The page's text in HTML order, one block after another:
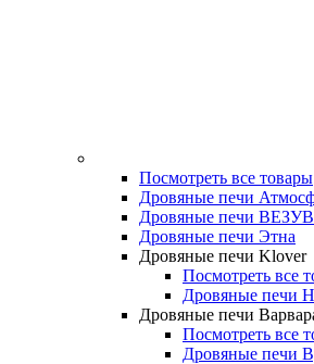
Посмотреть все товары
Дровяные печи
Дровяные печи
Дровяные печи Этна
Дровяные печи Klover
Посмотреть все
Дровяные печи
Дровяные печи
Посмотреть все
Дровяные печи